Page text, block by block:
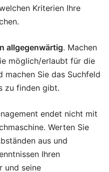
Kriterien Ihre
allgegenwärtig. Machen
möglich/erlaubt für die
machen Sie das Suchfeld
zu finden gibt.
endet nicht mit
Werten Sie
aus und
Ihren
und seine